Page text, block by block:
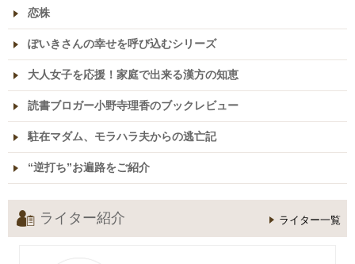
恋株
ぽいきさんの幸せを呼び込むシリーズ
大人女子を応援！家庭で出来る漢方の知恵
読書ブロガー小野寺理香のブックレビュー
駐在マダム、モラハラ夫からの逃亡記
“逆打ち”お遍路をご紹介
ライター紹介 ライター一覧